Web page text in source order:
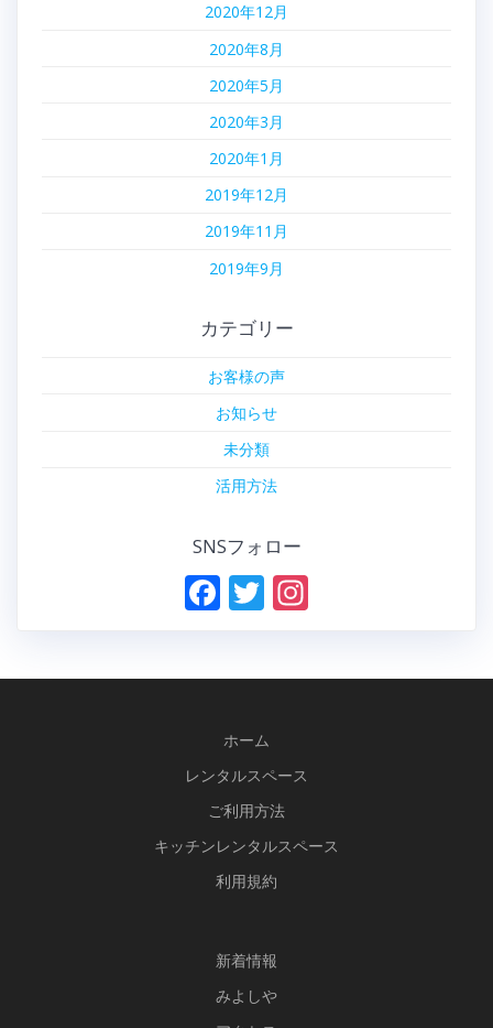
2020年12月
2020年8月
2020年5月
2020年3月
2020年1月
2019年12月
2019年11月
2019年9月
カテゴリー
お客様の声
お知らせ
未分類
活用方法
SNSフォロー
F
o
o
k
T
ホーム
レンタルスペース
ご利用方法
キッチンレンタルスペース
利用規約
新着情報
みよしや